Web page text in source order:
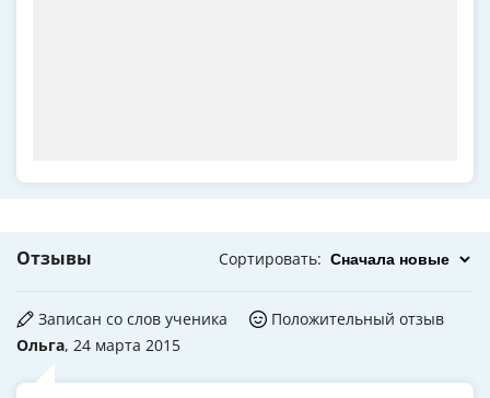
Отзывы Сортировать:
Ольга, 24 марта 2015
Записан со слов ученика Положительный отзыв